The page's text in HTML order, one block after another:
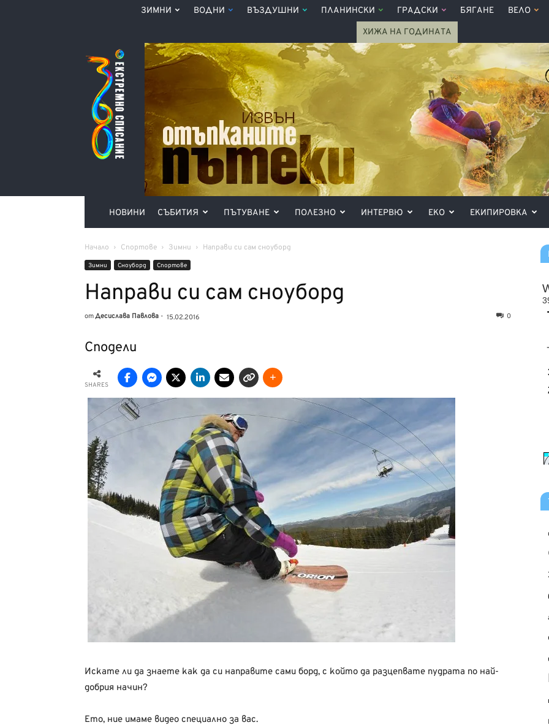
ЗИМНИ ВОДНИ ВЪЗДУШНИ ПЛАНИНСКИ ГРАДСКИ БЯГАНЕ ВЕЛО
ХИЖА НА ГОДИНАТА
Списание
360°
НОВИНИ СЪБИТИЯ ПЪТУВАНЕ ПОЛЕЗНО ИНТЕРВЮ ЕКО ЕКИПИРОВКА
Начало Спортове Зимни Направи си сам сноуборд
Зимни Сноуборд Спортове
Направи си сам сноуборд
отДесислава Павлова - 15.02.2016 0
Сподели
SHARES
Искате ли да знаете как да си направите сами борд, с който да разцепвате пудрата по най-
добрия начин?
Ето, ние имаме видео специално за вас.